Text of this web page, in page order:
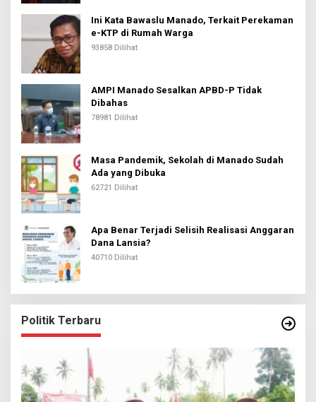
Ini Kata Bawaslu Manado, Terkait Perekaman
e-KTP di Rumah Warga
93858 Dilihat
AMPI Manado Sesalkan APBD-P Tidak
Dibahas
78981 Dilihat
Masa Pandemik, Sekolah di Manado Sudah
Ada yang Dibuka
62721 Dilihat
Apa Benar Terjadi Selisih Realisasi Anggaran
Dana Lansia?
40710 Dilihat
Politik Terbaru